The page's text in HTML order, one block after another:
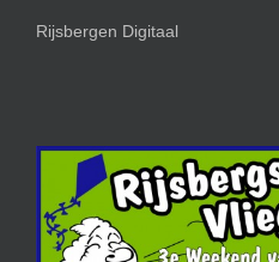
Rijsbergen Digitaal